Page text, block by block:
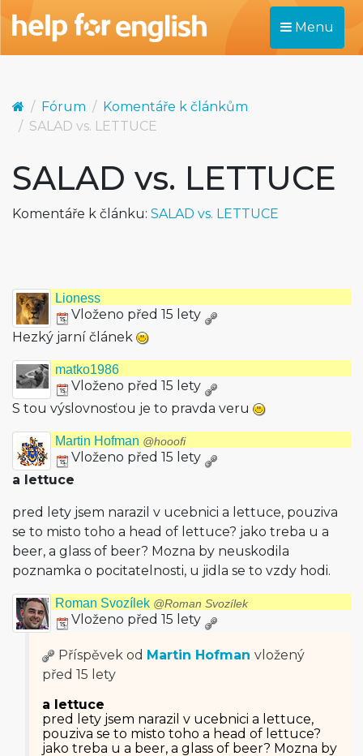
Menu
Fórum
Komentáře k článkům
SALAD vs. LETTUCE
SALAD vs. LETTUCE
Komentáře k článku: SALAD vs. LETTUCE
Lioness
Vloženo před 15 lety
Hezký jarní článek
matko1986
Vloženo před 15 lety
S tou výslovnosťou je to pravda veru
Martin Hofman @hooofi
Vloženo před 15 lety
a lettuce
pred lety jsem narazil v ucebnici a lettuce, pouziva
se to misto toho a head of lettuce? jako treba u a
beer, a glass of beer? Mozna by neuskodila
poznamka o pocitatelnosti, u jidla se to vzdy hodi.
Roman Svozílek @Roman Svozílek
Vloženo před 15 lety
Příspěvek od Martin Hofman vložený
před 15 lety
a lettuce
pred lety jsem narazil v ucebnici a lettuce,
pouziva se to misto toho a head of lettuce?
jako treba u a beer, a glass of beer? Mozna by